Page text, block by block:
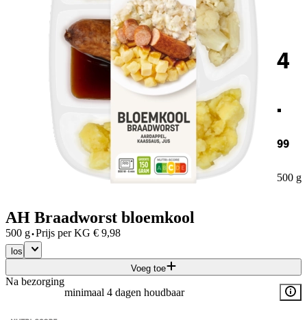
4
.
99
500 g
AH Braadworst bloemkool
500 g·Prijs per KG € 9,98
los
Voeg toe
Na bezorging
minimaal 4 dagen houdbaar